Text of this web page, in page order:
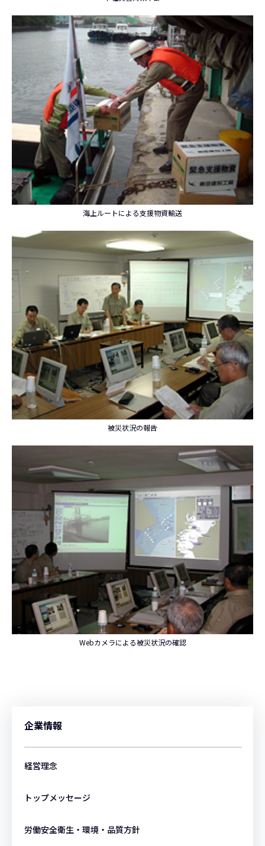
海上ルートによる支援物資輸送
被災状況の報告
Webカメラによる被災状況の確認
企業情報
経営理念
トップメッセージ
労働安全衛生・環境・品質方針